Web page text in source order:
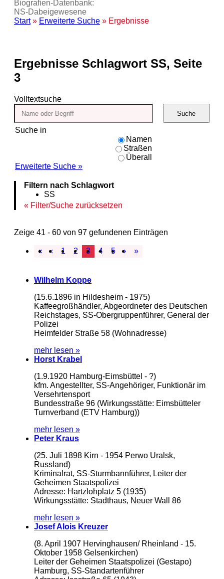
Biografien-Datenbank:
NS‑Dabeigewesene
Start» Erweiterte Suche » Ergebnisse
Ergebnisse Schlagwort SS, Seite
3
Volltextsuche
Suche in
Namen
Straßen
Überall
Erweiterte Suche »
Suche
Filtern nach Schlagwort
SS
Filter/Suche zurücksetzen
Zeige 41 - 60 von 97 gefundenen Einträgen
« ‹ 1 2 3 4 5 › »
Wilhelm Koppe
(15.6.1896 in Hildesheim - 1975)
Kaffeegroßhändler, Abgeordneter des Deutschen
Reichstages, SS-Obergruppenführer, General der
Polizei
Heimfelder Straße 58 (Wohnadresse)
mehr lesen »
Horst Krabel
(1.9.1920 Hamburg-Eimsbüttel - ?)
kfm. Angestellter, SS-Angehöriger, Funktionär im
Versehrtensport
Bundesstraße 96 (Wirkungsstätte: Eimsbütteler
Turnverband (ETV Hamburg))
mehr lesen »
Peter Kraus
(25. Juli 1898 Kirn - 1954 Perwo Uralsk,
Russland)
Kriminalrat, SS-Sturmbannführer, Leiter der
Geheimen Staatspolizei
Adresse: Hartzlohplatz 5 (1935)
Wirkungsstätte: Stadthaus, Neuer Wall 86
mehr lesen »
Josef Alois Kreuzer
(8. April 1907 Hervinghausen/ Rheinland - 15.
Oktober 1958 Gelsenkirchen)
Leiter der Geheimen Staatspolizei (Gestapo)
Hamburg, SS-Standartenführer